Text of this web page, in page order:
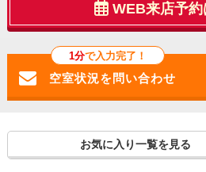
WEB来店予約
1分で入力完了！
お気に入り一覧を見る